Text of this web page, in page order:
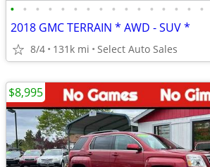
• • • • • • • • • • • • • • • •
2018 GMC TERRAIN * AWD - SUV *
8/4 131k mi Select Auto Sales
$8,995